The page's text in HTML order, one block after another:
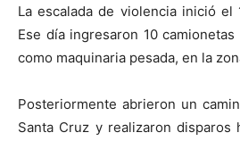
La escalada de violencia inició el
Ese día ingresaron 10
como maquinaria pesada, en la
Posteriormente abrieron un
Santa Cruz y realizaron disparos